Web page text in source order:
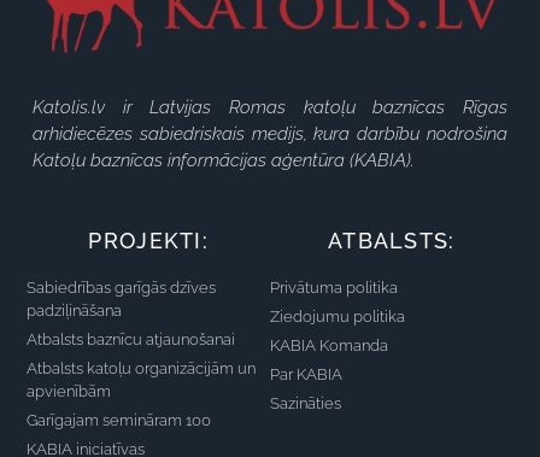
Katolis.lv ir Latvijas Romas katoļu baznīcas Rīgas
arhidiecēzes sabiedriskais medijs, kura darbību nodrošina
Katoļu baznīcas informācijas aģentūra (KABIA).
PROJEKTI:
Sabiedrības garīgās dzīves
padziļināšana
Atbalsts baznīcu atjaunošanai
Atbalsts katoļu organizācijām un
apvienībām
Garīgajam semināram 100
KABIA iniciatīvas
ATBALSTS:
Privātuma politika
Ziedojumu politika
KABIA Komanda
Par KABIA
Sazināties